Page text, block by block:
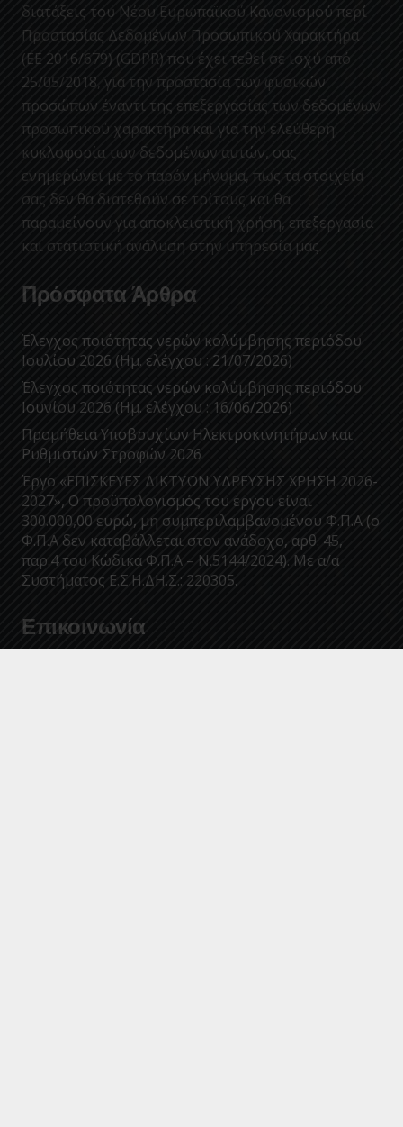
διατάξεις του Νέου Ευρωπαϊκού Κανονισμού περί
Προστασίας Δεδομένων Προσωπικού Χαρακτήρα
(ΕΕ 2016/679) (GDPR) που έχει τεθεί σε ισχύ από
25/05/2018, για την προστασία των φυσικών
προσώπων έναντι της επεξεργασίας των δεδομένων
προσωπικού χαρακτήρα και για την ελεύθερη
κυκλοφορία των δεδομένων αυτών, σας
ενημερώνει με το παρόν μήνυμα, πως τα στοιχεία
σας δεν θα διατεθούν σε τρίτους και θα
παραμείνουν για αποκλειστική χρήση, επεξεργασία
και στατιστική ανάλυση στην υπηρεσία μας.
Πρόσφατα Άρθρα
Έλεγχος ποιότητας νερών κολύμβησης περιόδου
Ιουλίου 2026 (Ημ. ελέγχου : 21/07/2026)
Έλεγχος ποιότητας νερών κολύμβησης περιόδου
Ιουνίου 2026 (Ημ. ελέγχου : 16/06/2026)
Προμήθεια Υποβρυχίων Ηλεκτροκινητήρων και
Ρυθμιστών Στροφών 2026
Έργο «ΕΠΙΣΚΕΥΕΣ ΔΙΚΤΥΩΝ ΥΔΡΕΥΣΗΣ ΧΡΗΣΗ 2026-
2027», Ο προϋπολογισμός του έργου είναι
300.000,00 ευρώ, μη συμπεριλαμβανομένου Φ.Π.Α (ο
Φ.Π.Α δεν καταβάλλεται στον ανάδοχο, αρθ. 45,
παρ.4 του Κώδικα Φ.Π.Α – Ν.5144/2024). Με α/α
Συστήματος Ε.Σ.Η.ΔΗ.Σ.: 220305.
Επικοινωνία